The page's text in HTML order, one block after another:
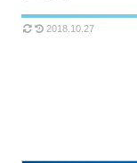
2018.10.27